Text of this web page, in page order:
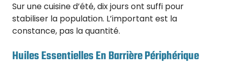
Sur une cuisine d’été, dix jours ont suffi pour
stabiliser la population. L’important est la
constance, pas la quantité.
Huiles Essentielles En Barrière Périphérique